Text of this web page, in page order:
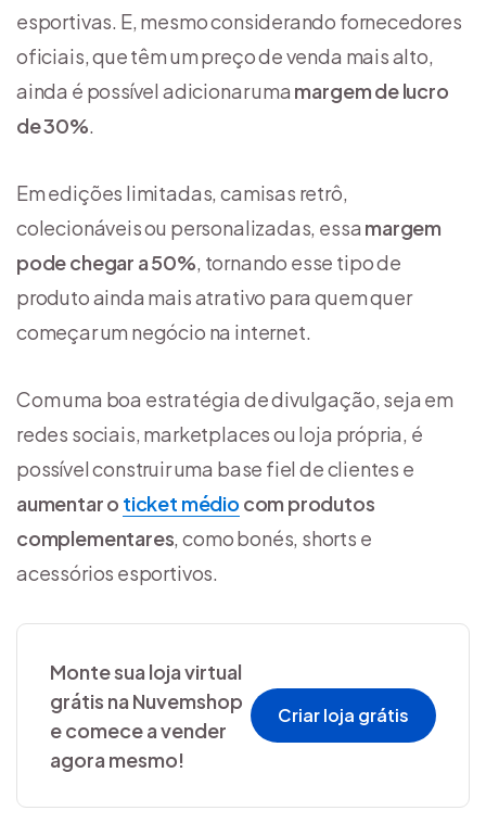
esportivas. E, mesmo considerando fornecedores
oficiais, que têm um preço de venda mais alto,
ainda é possível adicionar uma margem de lucro
de 30%.
Em edições limitadas, camisas retrô,
colecionáveis ou personalizadas, essa margem
pode chegar a 50%, tornando esse tipo de
produto ainda mais atrativo para quem quer
começar um negócio na internet.
Com uma boa estratégia de divulgação, seja em
redes sociais, marketplaces ou loja própria, é
possível construir uma base fiel de clientes e
aumentar o ticket médio com produtos
complementares, como bonés, shorts e
acessórios esportivos.
Monte sua loja virtual
grátis na Nuvemshop
e comece a vender
agora mesmo!
Criar loja grátis